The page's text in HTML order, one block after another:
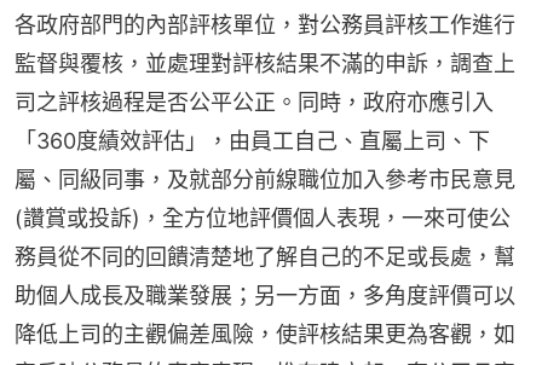
各政府部門的內部評核單位，對公務員評核工作進行
監督與覆核，並處理對評核結果不滿的申訴，調查上
司之評核過程是否公平公正。同時，政府亦應引入
「360度績效評估」，由員工自己、直屬上司、下
屬、同級同事，及就部分前線職位加入參考市民意見
(讚賞或投訴)，全方位地評價個人表現，一來可使公
務員從不同的回饋清楚地了解自己的不足或長處，幫
助個人成長及職業發展；另一方面，多角度評價可以
降低上司的主觀偏差風險，使評核結果更為客觀，如